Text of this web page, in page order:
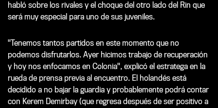
habló sobre los rivales y el choque del otro lado del Rin que
será muy especial para uno de sus juveniles.
"Tenemos tantos partidos en este momento que no
podemos disfrutarlos. Ayer hicimos trabajo de recuperación
y hoy nos enfocamos en Colonia", explicó el estratega en la
rueda de prensa previa al encuentro. El holandés está
decidido a no bajar la guardia y probablemente podrá contar
con Kerem Demirbay (que regresa después de ser positivo a